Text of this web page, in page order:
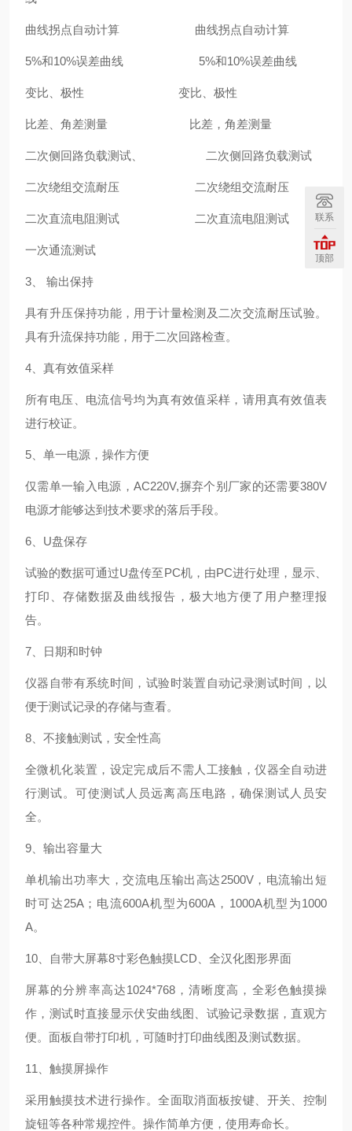
曲线拐点自动计算 曲线拐点自动计算
5%和10%误差曲线 5%和10%误差曲线
变比、极性 变比、极性
比差、角差测量 比差，角差测量
二次侧回路负载测试、 二次侧回路负载测试
二次绕组交流耐压 二次绕组交流耐压
二次直流电阻测试 二次直流电阻测试
一次通流测试
3、 输出保持
具有升压保持功能，用于计量检测及二次交流耐压试验。
具有升流保持功能，用于二次回路检查。
4、真有效值采样
所有电压、电流信号均为真有效值采样，请用真有效值表
进行校证。
5、单一电源，操作方便
仅需单一输入电源，AC220V,摒弃个别厂家的还需要380V
电源才能够达到技术要求的落后手段。
6、U盘保存
试验的数据可通过U盘传至PC机，由PC进行处理，显示、
打印、存储数据及曲线报告，极大地方便了用户整理报
告。
7、日期和时钟
仪器自带有系统时间，试验时装置自动记录测试时间，以
便于测试记录的存储与查看。
8、不接触测试，安全性高
全微机化装置，设定完成后不需人工接触，仪器全自动进
行测试。可使测试人员远离高压电路，确保测试人员安
全。
9、输出容量大
单机输出功率大，交流电压输出高达2500V，电流输出短
时可达25A；电流600A机型为600A，1000A机型为1000
A。
10、自带大屏幕8寸彩色触摸LCD、全汉化图形界面
屏幕的分辨率高达1024*768，清晰度高，全彩色触摸操
作，测试时直接显示伏安曲线图、试验记录数据，直观方
便。面板自带打印机，可随时打印曲线图及测试数据。
11、触摸屏操作
采用触摸技术进行操作。全面取消面板按键、开关、控制
旋钮等各种常规控件。操作简单方便，使用寿命长。
联系
顶部